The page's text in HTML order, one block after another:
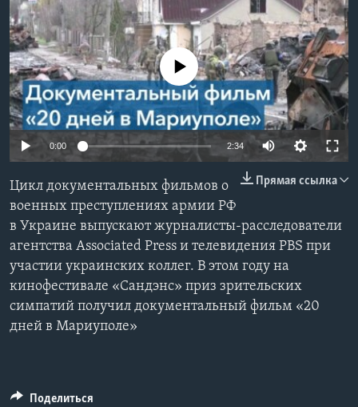
Learning English
СОЦИАЛЬНЫЕ СЕТИ
Языки
No media source currently available
0:00 2:34
Прямая ссылка
Цикл документальных фильмов о
военных преступлениях армии РФ
в Украине выпускают журналисты-расследователи
агентства Associated Press и телевидения PBS при
участии украинских коллег. В этом году на
кинофестивале «Сандэнс» приз зрительских
симпатий получил документальный фильм «20
дней в Мариуполе»
Поделиться